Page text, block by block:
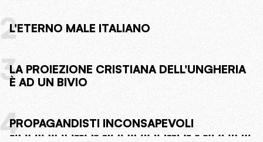
2L'ETERNO MALE ITALIANO
3LA PROIEZIONE CRISTIANA DELL'UNGHERIA
È AD UN BIVIO
4PROPAGANDISTI INCONSAPEVOLI